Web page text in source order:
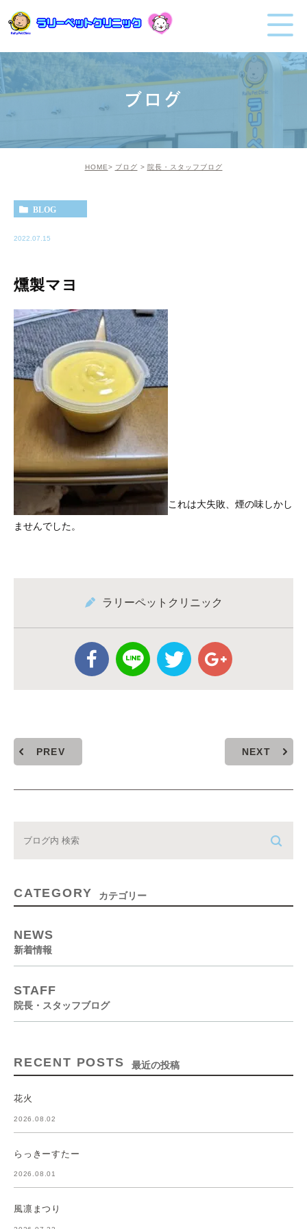
ブログ
HOME ブログ 院長・スタッフブログ
BLOG
2022.07.15
燻製マヨ
これは大失敗、煙の味しかし
ませんでした。
ラリーペットクリニック
PREV NEXT
CATEGORY カテゴリー
NEWS
新着情報
STAFF
院長・スタッフブログ
RECENT POSTS 最近の投稿
花火
2026.08.02
らっきーすたー
2026.08.01
風凛まつり